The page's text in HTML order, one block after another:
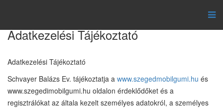
Adatkezelési Tájékoztató
Adatkezelési Tájékoztató
Schvayer Balázs Ev. tájékoztatja a www.szegedmobilgumi.hu és
www.szegedimobilgumi.hu oldalon érdeklődőket és a
regisztrálókat az általa kezelt személyes adatokról, a személyes